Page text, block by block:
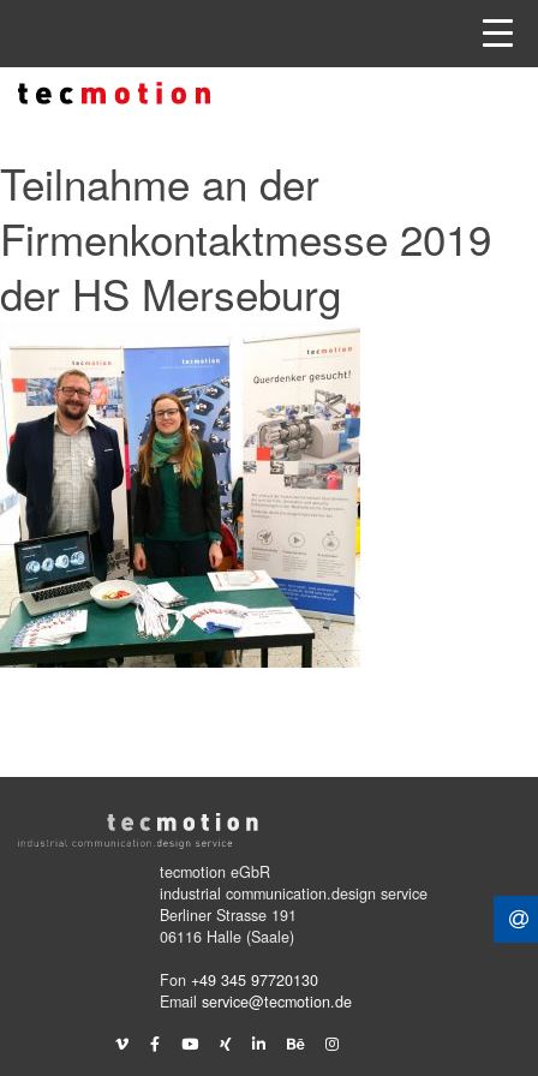
Teilnahme an der
Firmenkontaktmesse 2019
der HS Merseburg
tecmotion eGbR
industrial communication.design service
Berliner Strasse 191
06116 Halle (Saale)
Fon +49 345 97720130
Email service@tecmotion.de